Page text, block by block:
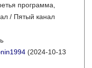
программа,
/ Пятый канал
(2024-10-13